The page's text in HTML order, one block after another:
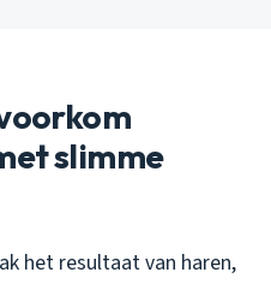
slimme
het resultaat van haren,